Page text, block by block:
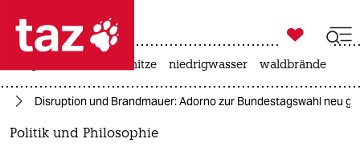
 taz zahl ich
taz zahl ich

taz zahl ich
hitze niedrigwasser waldbrände
Disruption und Brandmauer: Adorno zur Bundestagswahl neu
Politik und Philosophie